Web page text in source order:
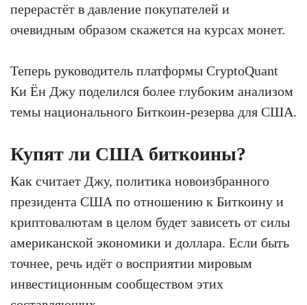
перерастёт в давление покупателей и
очевидным образом скажется на курсах монет.
Теперь руководитель платформы CryptoQuant
Ки Ён Джу поделился более глубоким анализом
темы национального Биткоин-резерва для США.
Купят ли США биткоины?
Как считает Джу, политика новоизбранного
президента США по отношению к Биткоину и
криптовалютам в целом будет зависеть от силы
американской экономики и доллара. Если быть
точнее, речь идёт о восприятии мировым
инвестиционным сообществом этих